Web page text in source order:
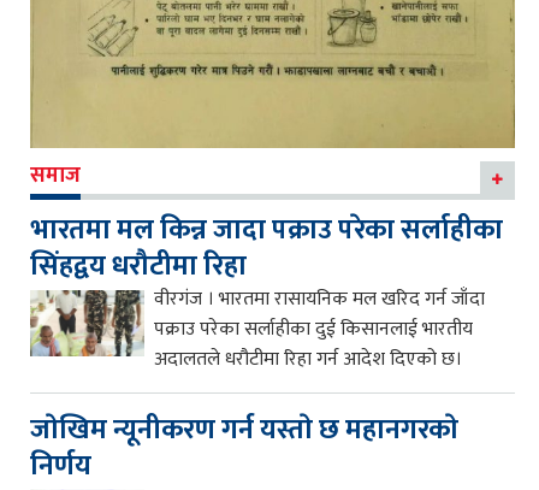
समाज
भारतमा मल किन्न जादा पक्राउ परेका सर्लाहीका
सिंहद्वय धरौटीमा रिहा
वीरगंज । भारतमा रासायनिक मल खरिद गर्न जाँदा
पक्राउ परेका सर्लाहीका दुई किसानलाई भारतीय
अदालतले धरौटीमा रिहा गर्न आदेश दिएको छ।
जाेखिम न्यूनीकरण गर्न यस्ताे छ महानगरकाे
निर्णय